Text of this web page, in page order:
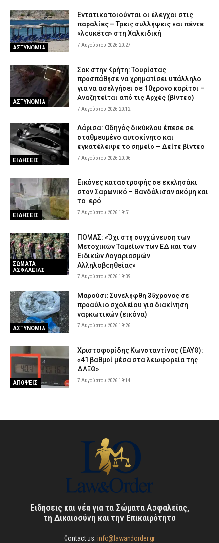
ΑΣΤΥΝΟΜΙΑ
Εντατικοποιούνται οι έλεγχοι στις
παραλίες – Τρεις συλλήψεις και πέντε
«λουκέτα» στη Χαλκιδική
7 Αυγούστου 2026 20:27
ΑΣΤΥΝΟΜΙΑ
Σοκ στην Κρήτη: Τουρίστας
προσπάθησε να χρηματίσει υπάλληλο
για να ασελγήσει σε 10χρονο κορίτσι –
Αναζητείται από τις Αρχές (βίντεο)
7 Αυγούστου 2026 20:12
ΕΙΔΗΣΕΙΣ
Λάρισα: Οδηγός δικύκλου έπεσε σε
σταθμευμένο αυτοκίνητο και
εγκατέλειψε το σημείο – Δείτε βίντεο
7 Αυγούστου 2026 20:06
ΕΙΔΗΣΕΙΣ
Εικόνες καταστροφής σε εκκλησάκι
στον Σαρωνικό – Βανδάλισαν ακόμη και
το Ιερό
7 Αυγούστου 2026 19:51
ΣΩΜΑΤΑ
ΑΣΦΑΛΕΙΑΣ
ΠΟΜΑΣ: «Όχι στη συγχώνευση των
Μετοχικών Ταμείων των ΕΔ και των
Ειδικών Λογαριασμών
Αλληλοβοηθείας»
7 Αυγούστου 2026 19:39
ΑΣΤΥΝΟΜΙΑ
Μαρούσι: Συνελήφθη 35χρονος σε
προαύλιο σχολείου για διακίνηση
ναρκωτικών (εικόνα)
7 Αυγούστου 2026 19:26
ΑΠΟΨΕΙΣ
Χριστοφορίδης Κωνσταντίνος (ΕΑΥΘ):
«41 βαθμοί μέσα στα λεωφορεία της
ΔΑΕΘ»
7 Αυγούστου 2026 19:14
Ειδήσεις και νέα για τα Σώματα Ασφαλείας,
τη Δικαιοσύνη και την Επικαιρότητα
Contact us: info@lawandorder.gr